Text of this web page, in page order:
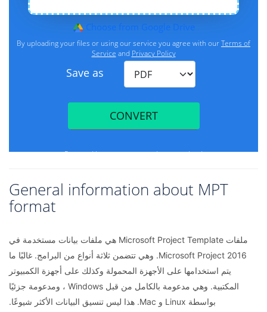
General information about MPT
format
ملفات Microsoft Project Template هي ملفات بيانات مستخدمة في
Microsoft Project 2016. وهي تتضمن ثلاثة أنواع من البرامج. غالبًا ما
يتم استخدامها على الأجهزة المحمولة وكذلك على أجهزة الكمبيوتر
المكتبية. وهي مدعومة بالكامل من قبل Windows ، ومدعومة جزئيًا
بواسطة Linux و Mac. هذا ليس تنسيق البيانات الأكثر شيوعًا.